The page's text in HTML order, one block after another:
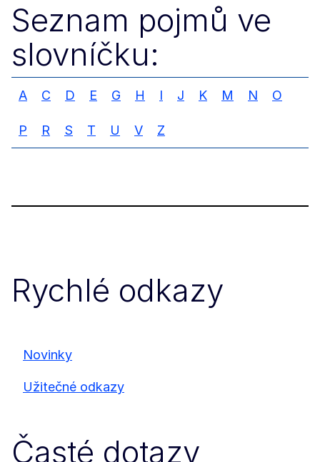
Seznam pojmů ve
slovníčku:
A C D E G H I J K M N O
P R S T U V Z
Rychlé odkazy
Novinky
Užitečné odkazy
Časté dotazy